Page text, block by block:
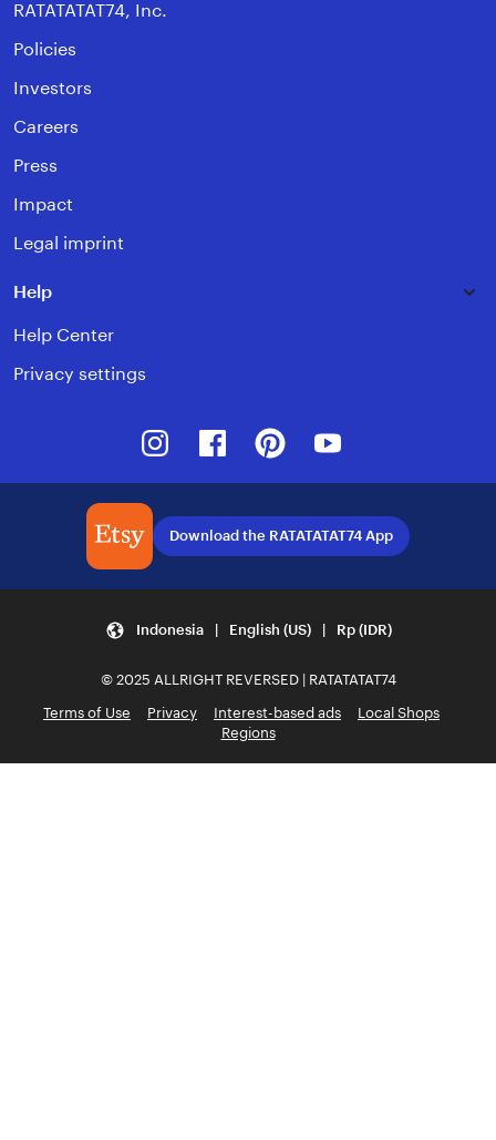
RATATATAT74, Inc.
Policies
Investors
Careers
Press
Impact
Legal imprint
Help
Help Center
Privacy settings
InstagramFacebookPinterest
Download the RATATATAT74 App
Indonesia | English (US) | Rp (IDR)
© 2025 ALLRIGHT REVERSED | RATATATAT74
Terms of Use
Privacy Interest-based ads
Local Shops
Regions